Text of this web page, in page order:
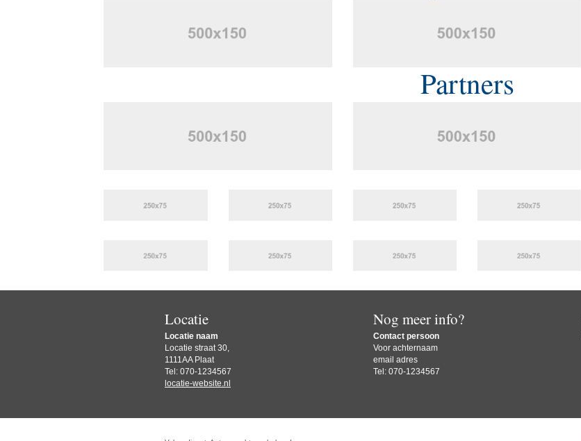
Partners
Locatie
Locatie naam
Locatie straat 30,
1111AA Plaat
Tel: 070-1234567
locatie-website.nl
Nog meer info?
Contact persoon
Voor achternaam
email adres
Tel: 070-1234567